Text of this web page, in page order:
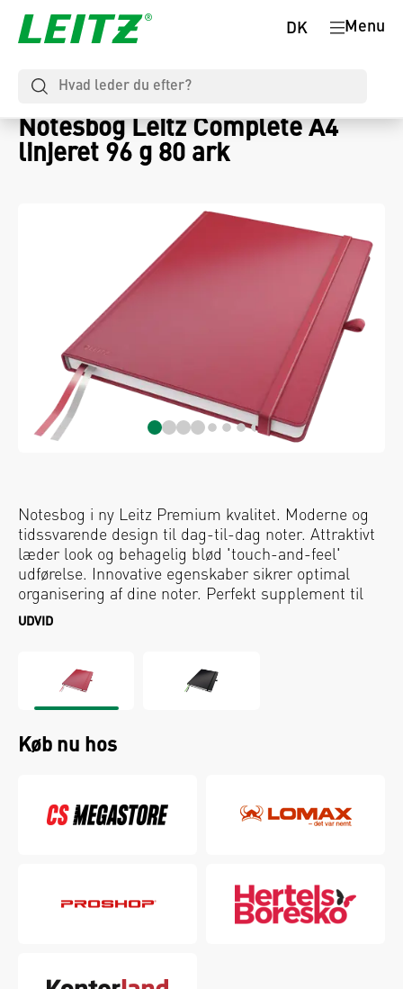
Menu
DK
Notesbog Leitz Complete A4
linjeret 96 g 80 ark
Notesbog i ny Leitz Premium kvalitet. Moderne og
tidssvarende design til dag-til-dag noter. Attraktivt
læder look og behagelig blød 'touch-and-feel'
udførelse. Innovative egenskaber sikrer optimal
organisering af dine noter. Perfekt supplement til
øvrige produkter i Complete serien.
UDVID
Køb nu hos